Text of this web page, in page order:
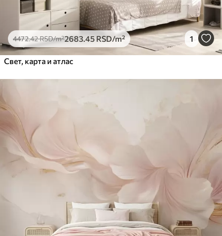
4472.42RSD/m²2683 .45 RSD/m² 1
Свет, карта и атлас